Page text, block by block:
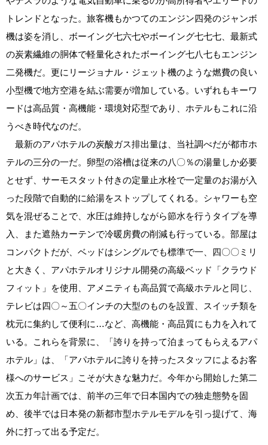
トレンドとなった。旅客機もかつてのエンジン四発のジャンボ
機は姿を消し、ボーイング七六七やボーイング七七七、最新式
の炭素繊維の胴体で軽量化されたボーイング七八七もエンジン
二発機だ。更にリージョナル・ジェット機のような燃費の良い
小型機で地方空港を結ぶ需要が増加している。いずれもキーワ
ードは高品質・高機能・環境対応型であり、ホテルもこれに沿
うべき時代なのだ。
最新のアパホテルの炭酸ガス排出量は、当社調べだが都市ホ
テルの三分の一だ。卵型の浴槽は従来の八〇％の湯量しか必要
とせず、サーモスタット付きの定量止水栓で一定量のお湯が入
った段階で自動的に給湯をストップしてくれる。シャワーも空
気を混ぜることで、水圧は維持しながら節水を行うタイプを導
入、また遮熱カーテンで冷暖房費の削減も行っている。部屋は
コンパクトだが、ベッドはシングルでも標準で一、四〇〇ミリ
と大きく、アパホテルオリジナル開発の高級ベッド「クラウド
フィット」を使用、アメニティも高品質で高級ホテルと同じ、
テレビは四〇～五〇インチの大型のものを設置、スイッチ類を
枕元に集約して便利に…など、高機能・高品質にも力を入れて
いる。これらを背景に、「誇りを持って泊まってもらえるアパ
ホテル」は、「アパホテルに誇りを持ったスタッフによるお客
様へのサービス」こそが大きな魅力だ。今年から開始した第二
次五カ年計画では、前半の三年で日本国内での独走態勢を固
め、後半では日本発の新都市型ホテルモデルを引っ提げて、海
外に打って出る予定だ。